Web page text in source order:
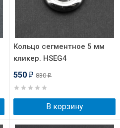
Кольцо сегментное 5 мм
кликер. HSEG4
550 ₽ 830₽
В корзину